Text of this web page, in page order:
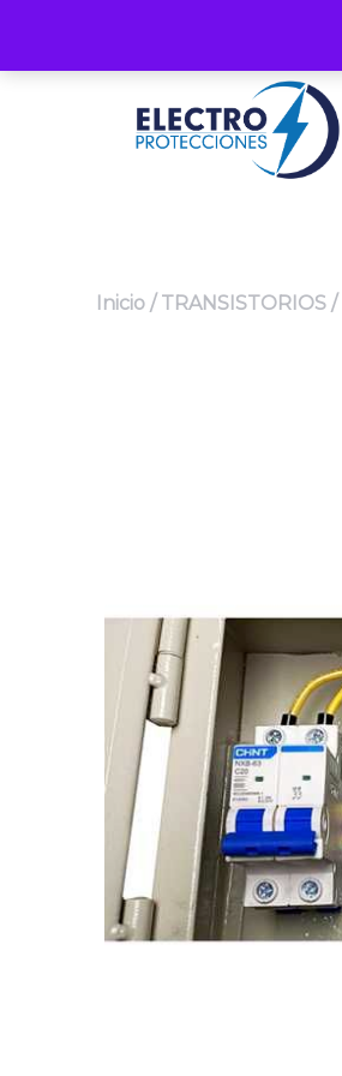
Inicio / TRANSISTORIOS /